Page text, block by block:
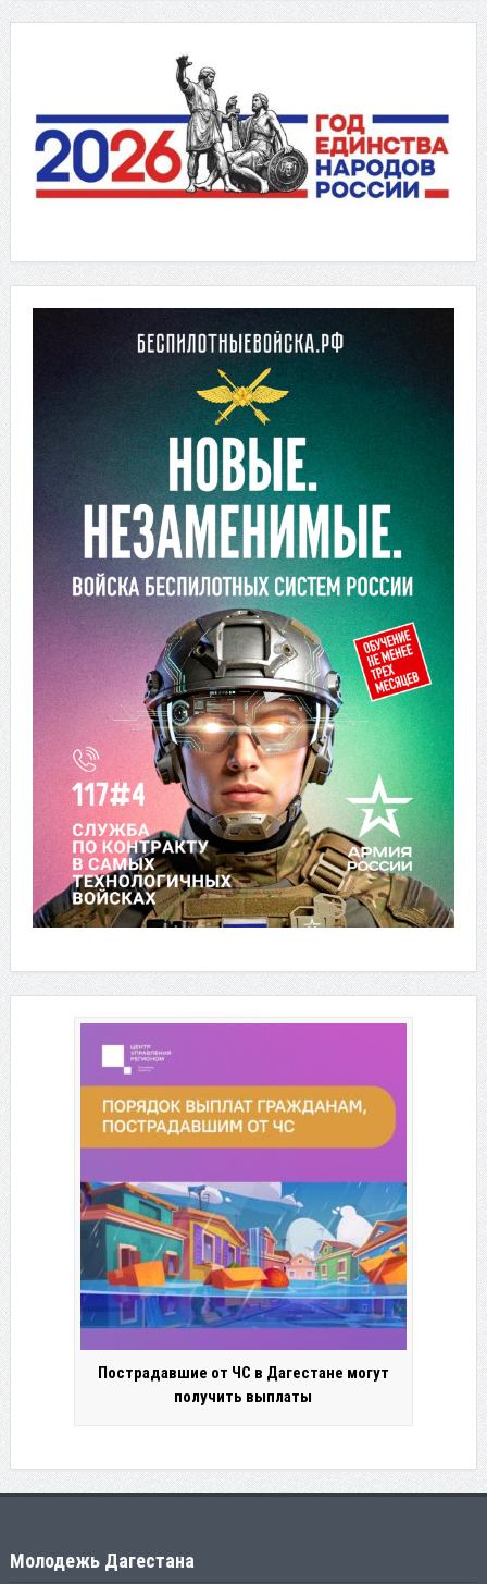
Пострадавшие от ЧС в Дагестане могут
получить выплаты
Молодежь Дагестана